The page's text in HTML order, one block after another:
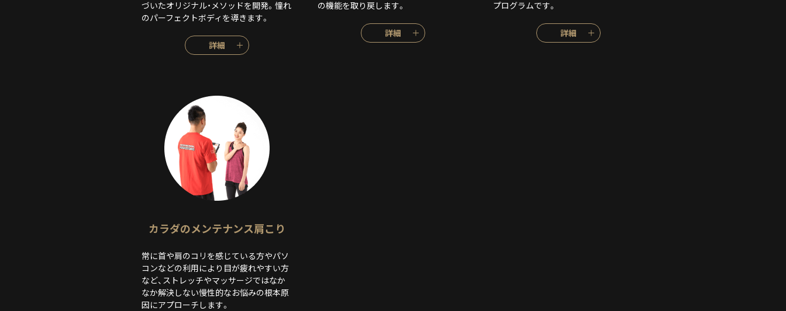
づいたオリジナル・メソッドを開発。憧れ
のパーフェクトボディを導きます。
詳細
の機能を取り戻します。
詳細
プログラムです。
詳細
カラダのメンテナンス肩こり
常に首や肩のコリを感じている方やパソ
コンなどの利用により目が疲れやすい方
など、ストレッチやマッサージではなか
なか解決しない慢性的なお悩みの根本原
因にアプローチします。